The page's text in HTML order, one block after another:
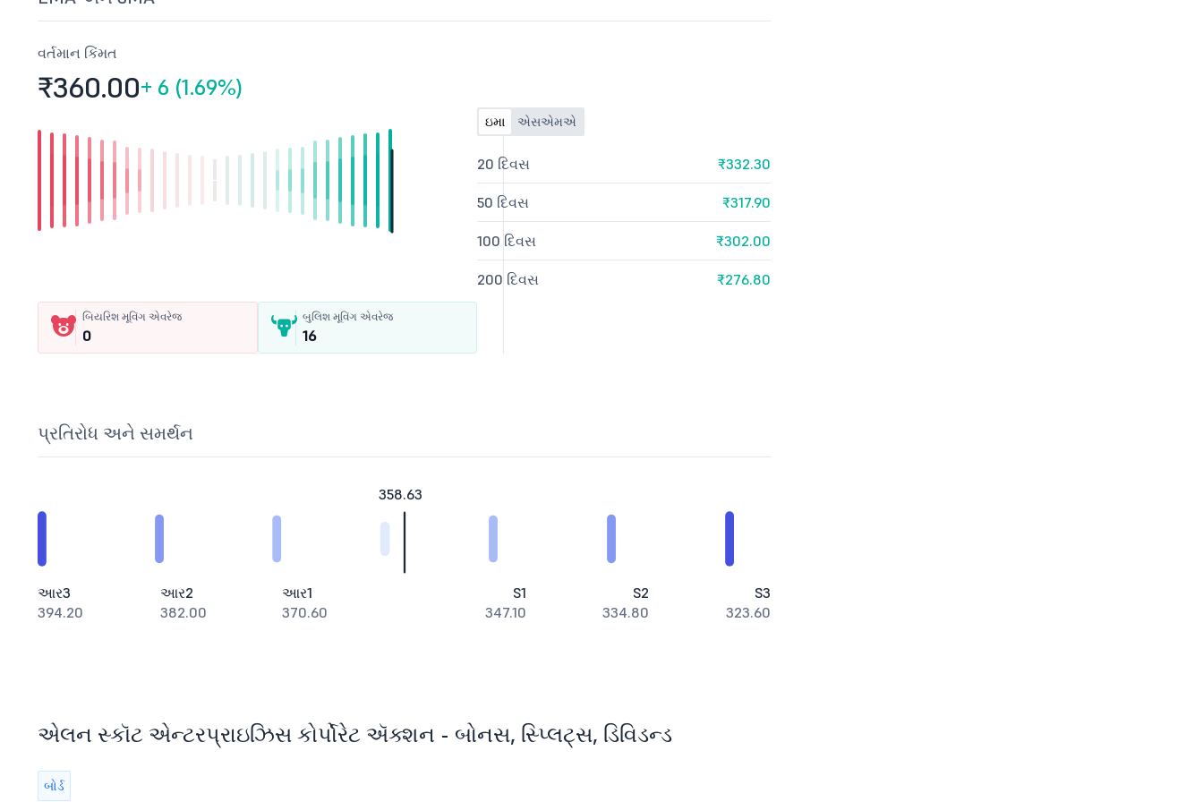
વર્તમાન કિંમત
₹360.00+ 6 (1.69%)
બિયરિશ મૂવિંગ એવરેજ
0
બુલિશ મૂવિંગ એવરેજ
16
ઇમા એસએમએ
20 દિવસ ₹332.30
50 દિવસ ₹317.90
100 દિવસ ₹302.00
200 દિવસ ₹276.80
પ્રતિરોધ અને સમર્થન
358.63
આર3
394.20
આર2
382.00
આર1
370.60
S1
347.10
S2
334.80
S3
323.60
એલન સ્કૉટ એન્ટરપ્રાઇઝિસ કોર્પોરેટ ઍક્શન - બોનસ, સ્પ્લિટ્સ, ડિવિડન્ડ
બોર્ડ